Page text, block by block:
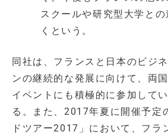
スクールや研究型大学と
くという。
同社は、フランスと日本のビジ
ンの継続的な発展に向けて、両
イベントにも積極的に参加して
る。また、2017年夏に開催予定
ドツアー2017」において、フラ